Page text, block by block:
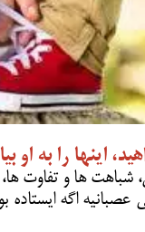
اینها را به او
عصبانیه اگه